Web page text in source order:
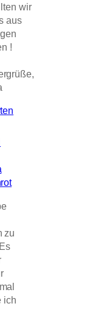
wir
aus
!
zu
ich